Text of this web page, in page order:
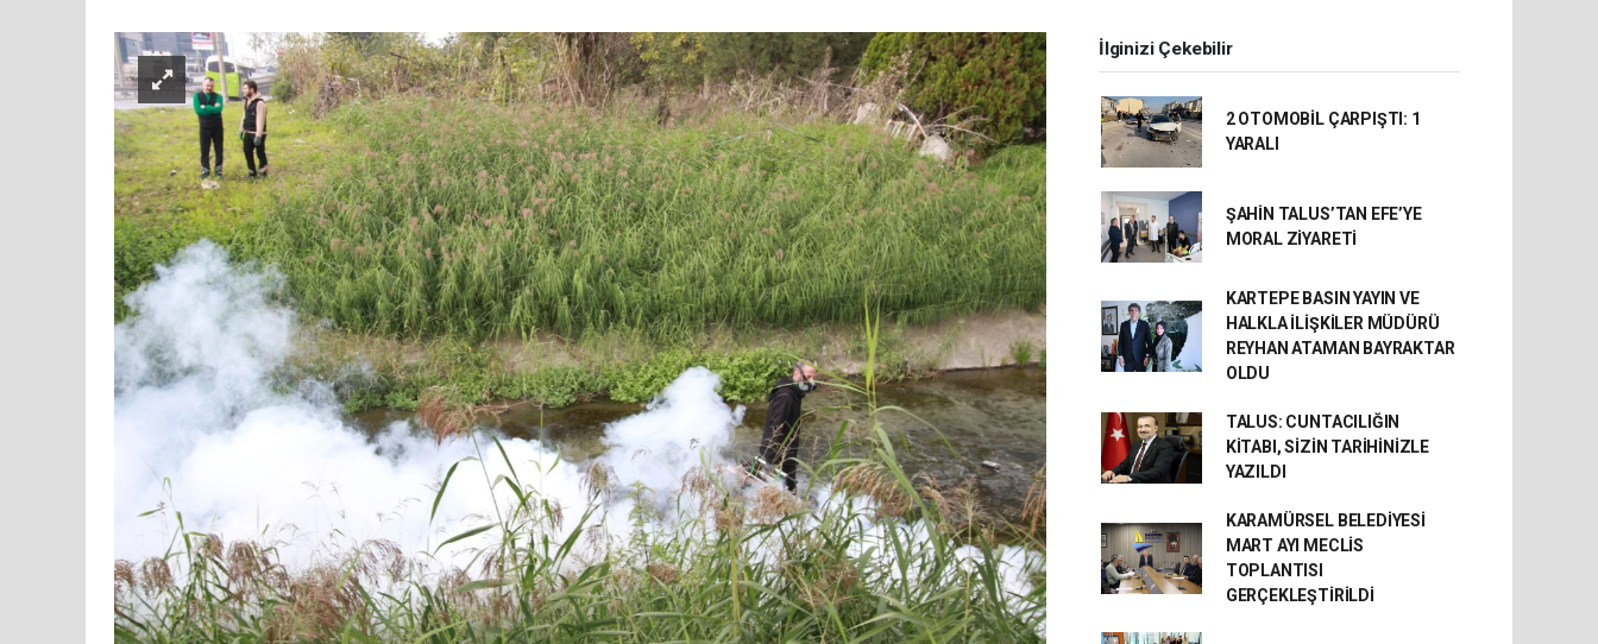
İlginizi Çekebilir
2 OTOMOBİL ÇARPIŞTI: 1
YARALI
ŞAHİN TALUS’TAN EFE’YE
MORAL ZİYARETİ
KARTEPE BASIN YAYIN VE
HALKLA İLİŞKİLER MÜDÜRÜ
REYHAN ATAMAN BAYRAKTAR
OLDU
TALUS: CUNTACILIĞIN
KİTABI, SİZİN TARİHİNİZLE
YAZILDI
KARAMÜRSEL BELEDİYESİ
MART AYI MECLİS
TOPLANTISI
GERÇEKLEŞTİRİLDİ